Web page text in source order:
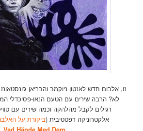
נו, אלבום חדש לאנטון ניוקמב והבריאן
לא? הרבה שירים עם הטעם הנאו-פסיכדלי
רגילים לקבל מהלהקה וכמה שירים עם
אלקטרוניקה רפטטיבית (ביקורת על